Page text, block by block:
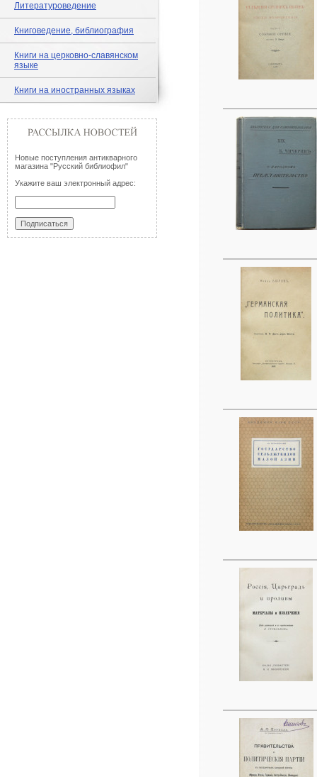
Литературоведение
Книговедение, библиография
Книги на церковно-славянском
языке
Книги на иностранных языках
Новые поступления антикварного
магазина "Русский библиофил"
Укажите ваш электронный адрес: